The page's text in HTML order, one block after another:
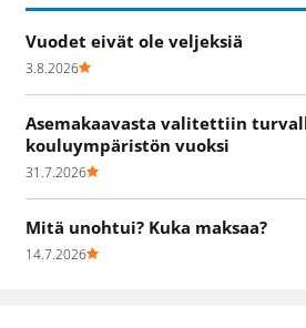
Vuodet eivät ole veljeksiä
3.8.2026
Asemakaavasta valitettiin
kouluympäristön vuoksi
31.7.2026
Mitä unohtui? Kuka maksaa?
14.7.2026